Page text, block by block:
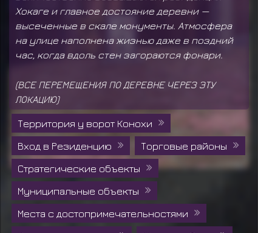
Хокаге и главное достояние деревни —
высеченные в скале монументы. Атмосфера
на улице наполнена жизнью даже в поздний
час, когда вдоль стен загораются фонари.
(ВСЕ ПЕРЕМЕЩЕНИЯ ПО ДЕРЕВНЕ ЧЕРЕЗ ЭТУ
ЛОКАЦИЮ)
Территория у ворот Конохи
Вход в Резиденцию
Торговые районы
Стратегические объекты
Муниципальные объекты
Места с достопримечательностями